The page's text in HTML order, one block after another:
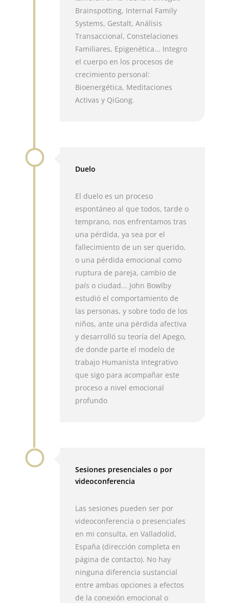
Brainspotting, Internal Family
Systems, Gestalt, Análisis
Transaccional, Constelaciones
Familiares, Epigenética... Integro
el cuerpo en los procesos de
crecimiento personal:
Bioenergética, Meditaciones
Activas y QiGong.
Duelo
El duelo es un proceso
espontáneo al que todos, tarde o
temprano, nos enfrentamos tras
una pérdida, ya sea por el
fallecimiento de un ser querido,
o una pérdida emocional como
ruptura de pareja, cambio de
país o ciudad... John Bowlby
estudió el comportamiento de
las personas, y sobre todo de los
niños, ante una pérdida afectiva
y desarrolló su teoría del Apego,
de donde parte el modelo de
trabajo Humanista Integrativo
que sigo para acompañar este
proceso a nivel emocional
profundo
Sesiones presenciales o por
videoconferencia
Las sesiones pueden ser por
videoconferencia o presenciales
en mi consulta, en Valladolid,
España (dirección completa en
página de contacto). No hay
ninguna diferencia sustancial
entre ambas opciones a efectos
de la conexión emocional o